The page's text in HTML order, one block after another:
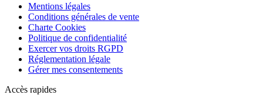
Mentions légales
Conditions générales de vente
Charte Cookies
Politique de confidentialité
Exercer vos droits RGPD
Réglementation légale
Gérer mes consentements
Accès rapides